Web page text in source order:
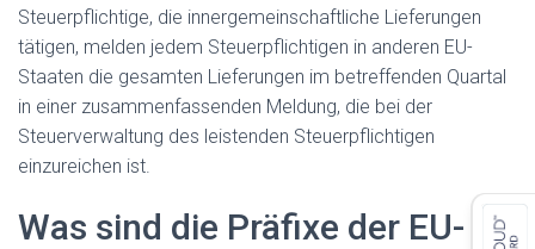
Steuerpflichtige, die innergemeinschaftliche Lieferungen
tätigen, melden jedem Steuerpflichtigen in anderen EU-
Staaten die gesamten Lieferungen im betreffenden Quartal
in einer zusammenfassenden Meldung, die bei der
Steuerverwaltung des leistenden Steuerpflichtigen
einzureichen ist.
Was sind die Präfixe der EU-